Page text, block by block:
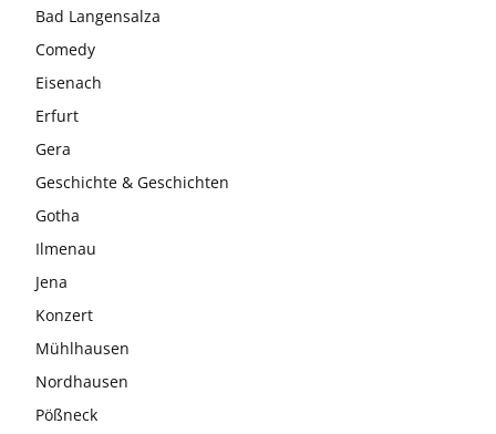
Bad Langensalza
Comedy
Eisenach
Erfurt
Gera
Geschichte & Geschichten
Gotha
Ilmenau
Jena
Konzert
Mühlhausen
Nordhausen
Pößneck